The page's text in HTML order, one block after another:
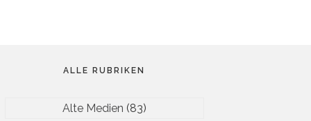
ALLE RUBRIKEN
Alte Medien (83)